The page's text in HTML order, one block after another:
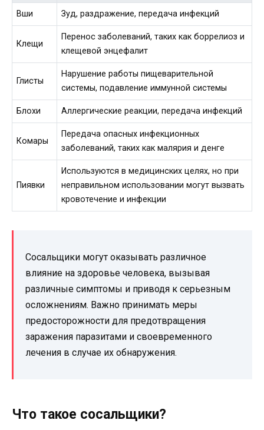
Вши Зуд, раздражение, передача инфекций
Клещи
Перенос заболеваний, таких как боррелиоз и
клещевой энцефалит
Глисты
Нарушение работы пищеварительной
системы, подавление иммунной системы
Блохи Аллергические реакции, передача инфекций
Комары
Передача опасных инфекционных
заболеваний, таких как малярия и денге
Пиявки
Используются в медицинских целях, но при
неправильном использовании могут вызвать
кровотечение и инфекции
Сосальщики могут оказывать различное
влияние на здоровье человека, вызывая
различные симптомы и приводя к серьезным
осложнениям. Важно принимать меры
предосторожности для предотвращения
заражения паразитами и своевременного
лечения в случае их обнаружения.
Что такое сосальщики?